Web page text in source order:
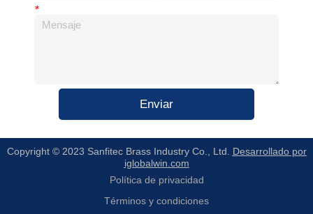
*
Enviar
Copyright © 2023 Sanfitec Brass Industry Co., Ltd. Desarrollado por
iglobalwin.com
Política de privacidad
Términos y condiciones